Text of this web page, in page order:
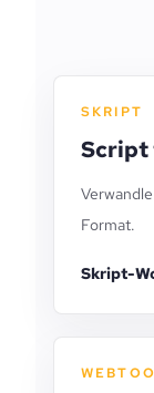
SKRIPT
Script
Format.
Skript-